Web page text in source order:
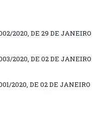
2020, DE 29 DE JANEIRO
2020, DE 02 DE JANEIRO
2020, DE 02 DE JANEIRO